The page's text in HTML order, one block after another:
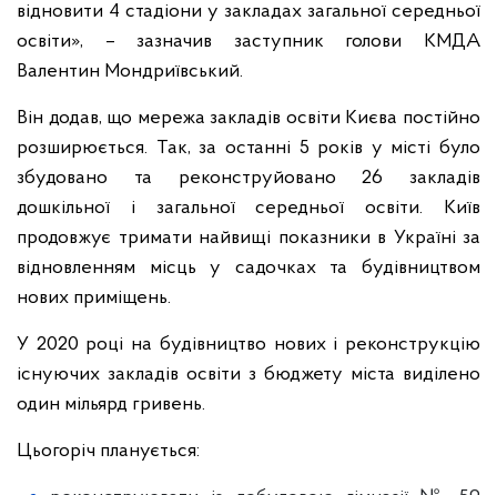
відновити 4 стадіони у закладах загальної середньої
освіти», – зазначив заступник голови КМДА
Валентин Мондриївський.
Він додав, що мережа закладів освіти Києва постійно
розширюється. Так, за останні 5 років у місті було
збудовано та реконструйовано 26 закладів
дошкільної і загальної середньої освіти. Київ
продовжує тримати найвищі показники в Україні за
відновленням місць у садочках та будівництвом
нових приміщень.
У 2020 році на будівництво нових і реконструкцію
існуючих закладів освіти з бюджету міста виділено
один мільярд гривень.
Цьогоріч планується: